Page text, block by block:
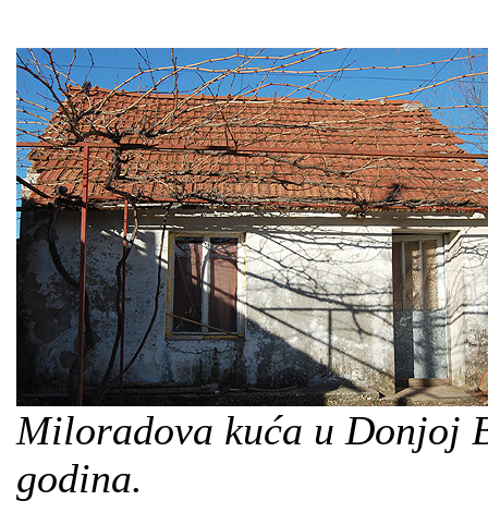
Miloradova kuća u Donjoj
godina.